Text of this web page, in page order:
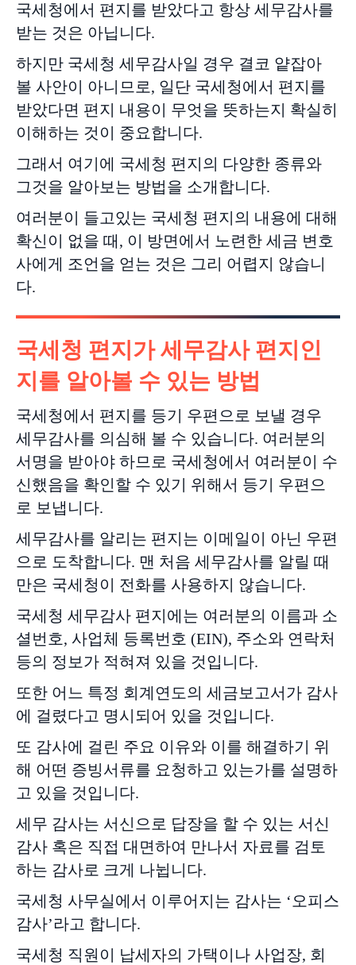
국세청에서 편지를 받았다고 항상 세무감사를
받는 것은 아닙니다.
하지만 국세청 세무감사일 경우 결코 얕잡아
볼 사안이 아니므로, 일단 국세청에서 편지를
받았다면 편지 내용이 무엇을 뜻하는지 확실히
이해하는 것이 중요합니다.
그래서 여기에 국세청 편지의 다양한 종류와
그것을 알아보는 방법을 소개합니다.
여러분이 들고있는 국세청 편지의 내용에 대해
확신이 없을 때, 이 방면에서 노련한 세금 변호
사에게 조언을 얻는 것은 그리 어렵지 않습니
다.
국세청 편지가 세무감사 편지인
지를 알아볼 수 있는 방법
국세청에서 편지를 등기 우편으로 보낼 경우
세무감사를 의심해 볼 수 있습니다. 여러분의
서명을 받아야 하므로 국세청에서 여러분이 수
신했음을 확인할 수 있기 위해서 등기 우편으
로 보냅니다.
세무감사를 알리는 편지는 이메일이 아닌 우편
으로 도착합니다. 맨 처음 세무감사를 알릴 때
만은 국세청이 전화를 사용하지 않습니다.
국세청 세무감사 편지에는 여러분의 이름과 소
셜번호, 사업체 등록번호 (EIN), 주소와 연락처
등의 정보가 적혀져 있을 것입니다.
또한 어느 특정 회계연도의 세금보고서가 감사
에 걸렸다고 명시되어 있을 것입니다.
또 감사에 걸린 주요 이유와 이를 해결하기 위
해 어떤 증빙서류를 요청하고 있는가를 설명하
고 있을 것입니다.
세무 감사는 서신으로 답장을 할 수 있는 서신
감사 혹은 직접 대면하여 만나서 자료를 검토
하는 감사로 크게 나뉩니다.
국세청 사무실에서 이루어지는 감사는 ‘오피스
감사’라고 합니다.
국세청 직원이 납세자의 가택이나 사업장, 회